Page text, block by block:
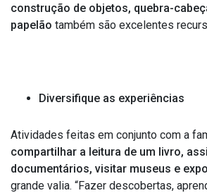
construção de objetos, quebra-
papelão também são excelentes
Diversifique as experiências
Atividades feitas em conjunto com a
compartilhar a leitura de um livro,
documentários, visitar museus e
grande valia. “Fazer descobertas,